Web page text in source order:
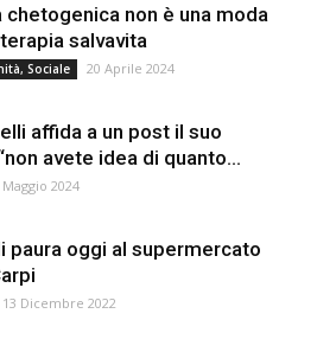
chetogenica non è una moda
salvavita
Sociale 20 Aprile 2024
affida a un post il suo
avete idea di quanto...
Maggio 2024
paura oggi al supermercato
13 Dicembre 2022